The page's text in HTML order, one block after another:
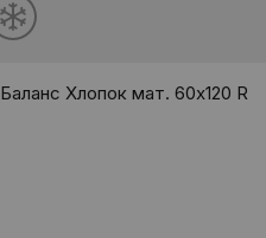
Баланс Хлопок мат. 60x120 R